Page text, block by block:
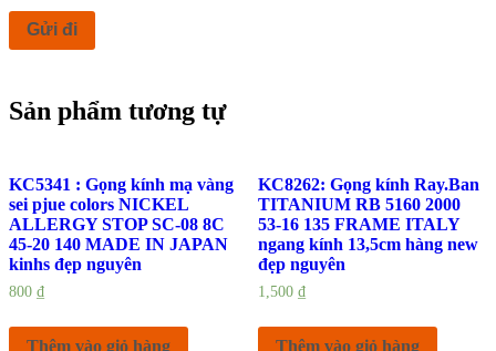
Sản phẩm tương tự
KC5341 : Gọng kính mạ vàng
sei pjue colors NICKEL
ALLERGY STOP SC-08 8C
45-20 140 MADE IN JAPAN
kinhs đẹp nguyên
800 ₫
Thêm vào giỏ hàng
KC8262: Gọng kính Ray.Ban
TITANIUM RB 5160 2000
53-16 135 FRAME ITALY
ngang kính 13,5cm hàng new
đẹp nguyên
1,500 ₫
Thêm vào giỏ hàng